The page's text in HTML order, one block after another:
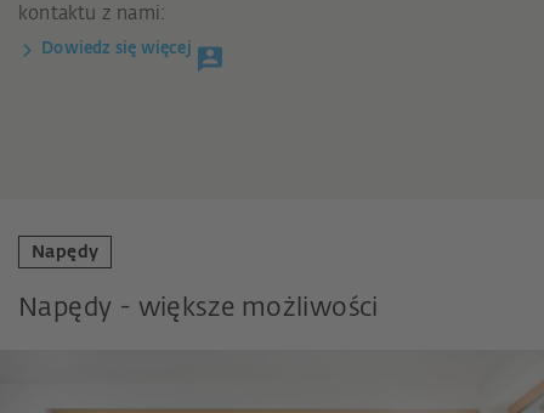
kontaktu z nami:
Dowiedz się więcej
Napędy
Napędy - większe możliwości